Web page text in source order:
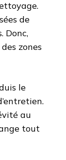
de
Donc,
zones
le
au
tout